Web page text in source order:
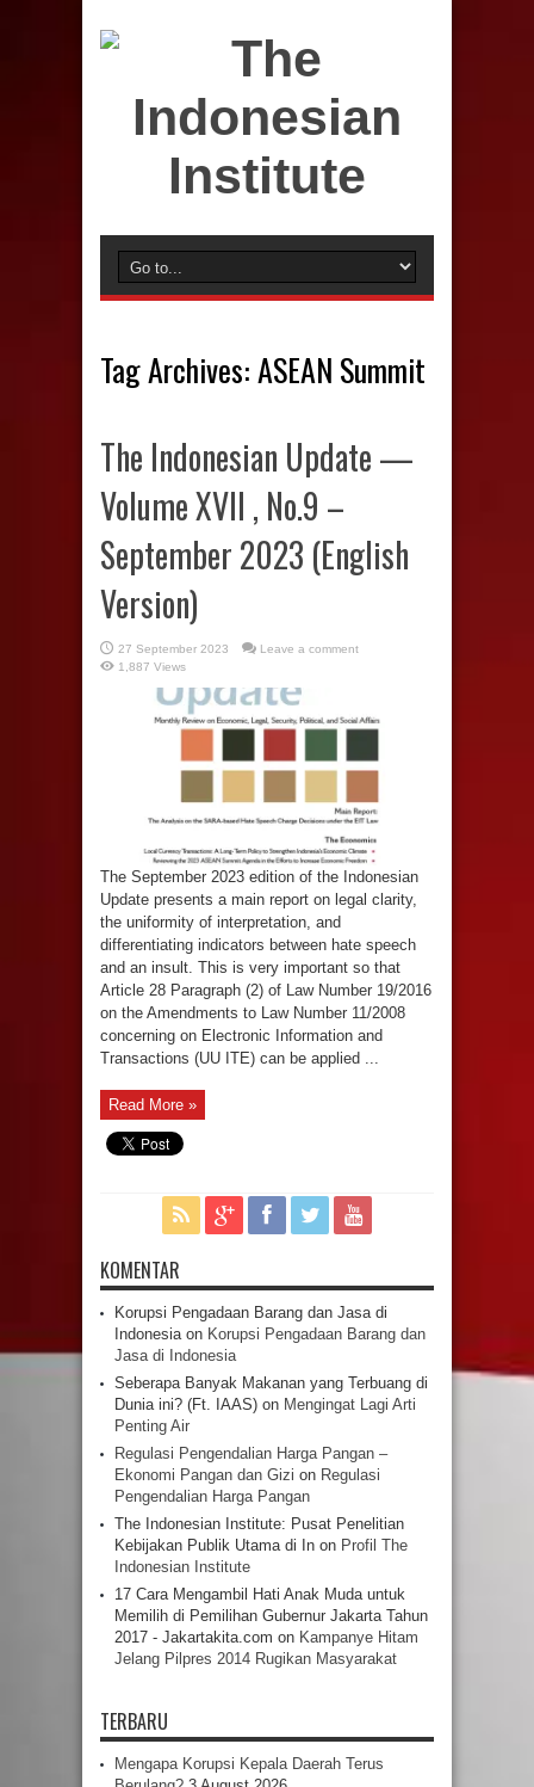
Tag Archives:ASEAN Summit
The Indonesian Update —
Volume XVII , No.9 –
September 2023 (English
Version)
27 September 2023
Leave a comment
1,887 Views
The September 2023 edition of the Indonesian
Update presents a main report on legal clarity,
the uniformity of interpretation, and
differentiating indicators between hate speech
and an insult. This is very important so that
Article 28 Paragraph (2) of Law Number 19/2016
on the Amendments to Law Number 11/2008
concerning on Electronic Information and
Transactions (UU ITE) can be applied ...
Read More »
KOMENTAR
Korupsi Pengadaan Barang dan Jasa di
Indonesiaon Korupsi Pengadaan Barang dan
Jasa di Indonesia
Seberapa Banyak Makanan yang Terbuang di
Dunia ini? (Ft. IAAS) on Mengingat Lagi Arti
Penting Air
Regulasi Pengendalian Harga Pangan –
Ekonomi Pangan dan Gizi on Regulasi
Pengendalian Harga Pangan
The Indonesian Institute: Pusat Penelitian
Kebijakan Publik Utama di In on Profil The
Indonesian Institute
17 Cara Mengambil Hati Anak Muda untuk
Memilih di Pemilihan Gubernur Jakarta Tahun
2017 - Jakartakita.com on Kampanye Hitam
Jelang Pilpres 2014 Rugikan Masyarakat
TERBARU
Mengapa Korupsi Kepala Daerah Terus